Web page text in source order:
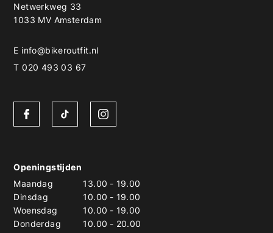
Netwerkweg 33
1033 MV Amsterdam
E info@bikeroutfit.nl
T 020 493 03 67
Openingstijden
Maandag
13.00 - 19.00
Dinsdag
10.00 - 19.00
Woensdag
10.00 - 19.00
Donderdag
10.00 - 20.00